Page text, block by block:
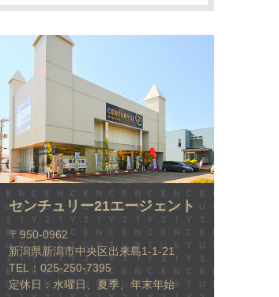
センチュリー21エージェント
〒950-0962
新潟県新潟市中央区出来島1-1-21
TEL：025-250-7395
定休日：水曜日、夏季、年末年始